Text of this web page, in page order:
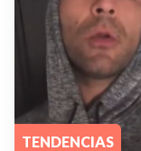
TENDENCIAS